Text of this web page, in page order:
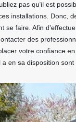
pas qu'il est
installations. Donc,
se faire. Afin
des
votre confiance
en sa disposition sont